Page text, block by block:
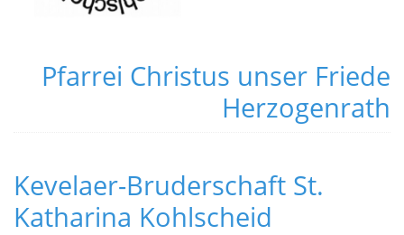
Pfarrei Christus unser Friede
Herzogenrath
Kevelaer-Bruderschaft St.
Katharina Kohlscheid